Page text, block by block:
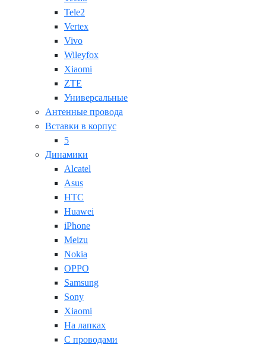
Tele2
Vertex
Vivo
Wileyfox
Xiaomi
ZTE
Универсальные
Антенные провода
Вставки в корпус
5
Динамики
Alcatel
Asus
HTC
Huawei
iPhone
Meizu
Nokia
OPPO
Samsung
Sony
Xiaomi
На лапках
С проводами